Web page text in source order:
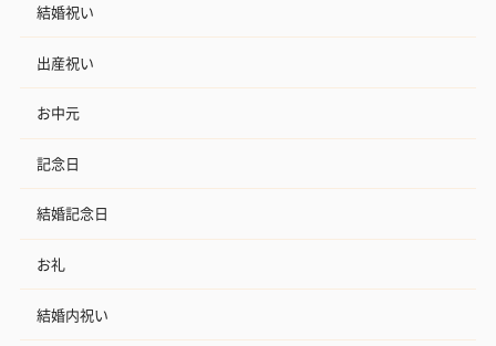
結婚祝い
出産祝い
お中元
記念日
結婚記念日
お礼
結婚内祝い